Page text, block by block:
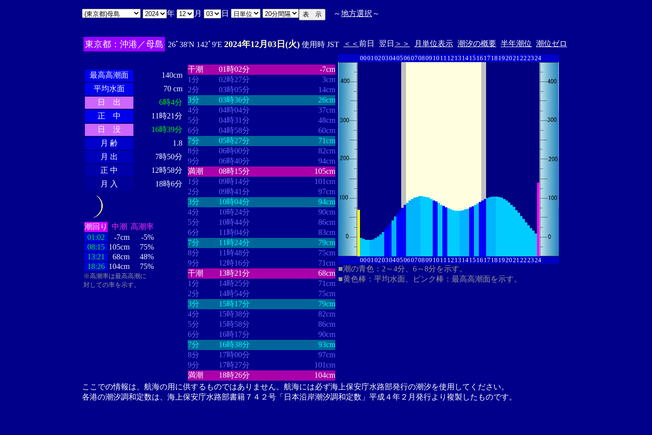
年 月 日 ～地方選択 ～
東京都：沖港／母島 26ﾟ38'N 142ﾟ9'E 2024年12月03日(火) 使用時 JST ＜＜ 前日 翌日 ＞＞ 月単位表示 潮汐の概要 半年潮位 潮位ゼロ
最高高潮面
140cm
平均水面
70 cm
日 出
6時4分
正 中
11時21分
日 没
16時39分
月 齢
1.8
月 出
7時50分
正 中
12時58分
月 入
18時6分
潮回り 中潮 高潮率
01:02
-7cm
-5%
08:15 105cm
75%
13:21
68cm
48%
18:26 104cm 75%
※高潮率は最高高潮に
対しての率を示す。
干潮
01時02分
-7cm
1分
02時27分
3cm
2分
03時05分
14cm
3分
03時36分
26cm
4分
04時04分
37cm
5分
04時31分
48cm
6分
04時58分
60cm
7分
05時27分
71cm
8分
06時00分
82cm
9分
06時40分
94cm
満潮
08時15分
105cm
1分
09時14分
101cm
2分
09時41分
97cm
3分
10時04分
94cm
4分
10時24分
90cm
5分
10時44分
86cm
6分
11時04分
83cm
7分
11時24分
79cm
8分
11時48分
75cm
9分
12時16分
71cm
干潮
13時21分
68cm
1分
14時25分
71cm
2分
14時54分
75cm
3分
15時17分
79cm
4分
15時38分
82cm
5分
15時58分
86cm
6分
16時17分
90cm
7分
16時38分
93cm
8分
17時00分
97cm
9分
17時27分
101cm
満潮
18時26分 104cm
00010203040506070809 10 11 12 13 1415 16 17 18 192021222324
00010203040506070809 10 11 12 13 1415 16 17 18 192021222324
■潮の青色：2～4分、6～8分を示す。
■黄色棒：平均水面、ピンク棒：最高高潮面を示す。
ここでの情報は、航海の用に供するものではありません。航海には必ず海上保安庁水路部発行の潮汐を使用してください。
各港の潮汐調和定数は、海上保安庁水路部書籍７４２号「日本沿岸潮汐調和定数」平成４年２月発行より複製したものです。